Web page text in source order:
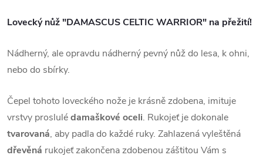
Lovecký nůž "DAMASCUS CELTIC WARRIOR" na přežití!
Nádherný, ale opravdu nádherný pevný nůž do lesa, k ohni,
nebo do sbírky.
Čepel tohoto loveckého nože je krásně zdobena, imituje
vrstvy proslulédamaškové oceli. Rukojeť je dokonale
tvarovaná, aby padla do každé ruky. Zahlazená vyleštěná
dřevěná rukojeť zakončena zdobenou záštitou Vám s